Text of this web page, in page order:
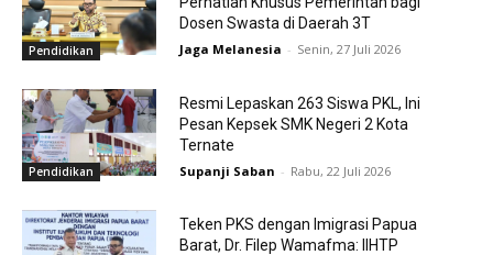
Pendidikan
Dosen Swasta di Daerah 3T
Jaga Melanesia - Senin, 27 Juli 2026
Pendidikan
Resmi Lepaskan 263 Siswa PKL, Ini
Pesan Kepsek SMK Negeri 2 Kota
Ternate
Supanji Saban - Rabu, 22 Juli 2026
Teken PKS dengan Imigrasi Papua
Barat, Dr. Filep Wamafma: IIHTP